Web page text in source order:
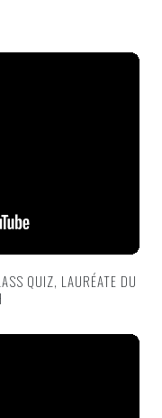
QUIZ, LAURÉATE DU